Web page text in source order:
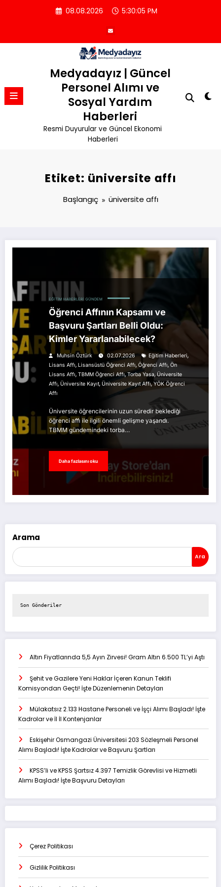
08.08.2026 5:30:05 PM
Medyadayız | Güncel
Personel Alımı ve
Sosyal Yardım
Haberleri
Resmi Duyurular ve Güncel Ekonomi
Haberleri
Etiket: üniversite affı
Başlangıç üniversite affı
EĞITIM HABERLERI GÜNDEM
Öğrenci Affının Kapsamı ve
Başvuru Şartları Belli Oldu:
Kimler Yararlanabilecek?
Muhsin Öztürk 02.07.2026 Eğitim Haberleri,
Lisans Affı, Lisansüstü Öğrenci Affı, Öğrenci Affı, Ön
Lisans Affı, TBMM Öğrenci Affı,Torba Yasa, Üniversite
Affı, Üniversite Kayıt, Üniversite Kayıt Affı,YÖK Öğrenci
Affı
Üniversite öğrencilerinin uzun süredir beklediği
öğrenci affı ile ilgili önemli gelişme yaşandı.
TBMM gündemindeki torba…
Daha fazlasını oku
Arama
Ara
Son Gönderiler
Altın Fiyatlarında 5,5 Ayın Zirvesi! Gram Altın 6.500 TL’yi Aştı
Şehit ve Gazilere Yeni Haklar İçeren Kanun Teklifi
Komisyondan Geçti! İşte Düzenlemenin Detayları
Mülakatsız 2.133 Hastane Personeli ve İşçi Alımı Başladı! İşte
Kadrolar ve İl İl Kontenjanlar
Eskişehir Osmangazi Üniversitesi 203 Sözleşmeli Personel
Alımı Başladı! İşte Kadrolar ve Başvuru Şartları
KPSS’li ve KPSS Şartsız 4.397 Temizlik Görevlisi ve Hizmetli
Alımı Başladı! İşte Başvuru Detayları
Çerez Politikası
Gizlilik Politikası